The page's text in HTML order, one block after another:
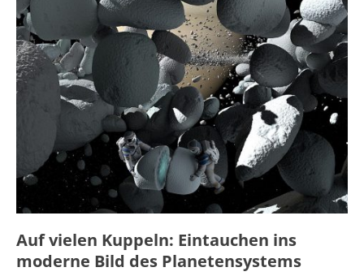
Auf vielen Kuppeln: Eintauchen ins
moderne Bild des Planetensystems